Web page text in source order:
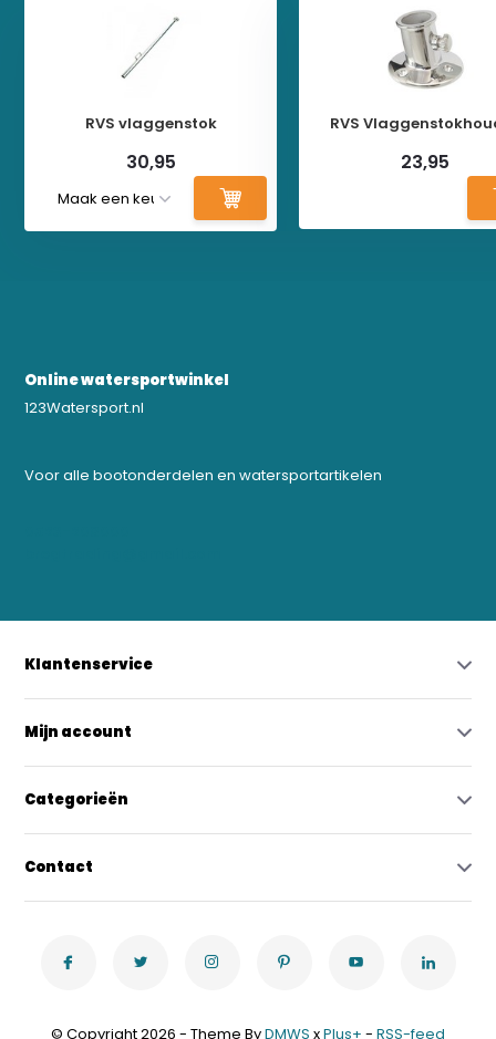
RVS vlaggenstok
30,95
RVS
23,95
Online watersportwinkel
123Watersport.nl
Voor alle bootonderdelen en watersportartikelen
Klantenservice
Mijn account
Categorieën
Contact
© Copyright 2026 - Theme ByDMWS xPlus+ - RSS-feed